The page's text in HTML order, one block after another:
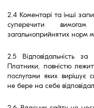
2.4 Коментарі та інші
суперечити
загальноприйнятих норм
2.5 Відповідальність
Платники, повністю
послугами яких вирішує
не бере на себе